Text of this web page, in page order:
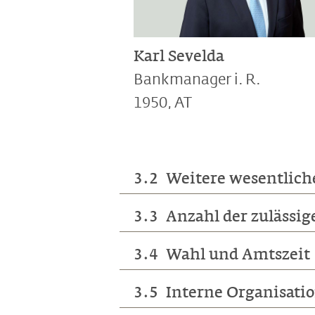
Karl Sevelda
Bankmanager i. R.
1950, AT
3.2 Weitere
Georg Wohlwendist
Verwaltungsrates der
Gabriela Nagel-Jungoist
Urs Leinhäuserist
der Ammann Group
3.3 Anzahl der
Die Liechtensteinische
Vergütungen bei
auf die Anzahl der
3.4 Wahl und Amtszeit
3.4.1 Grundsätze des
3.5 Interne